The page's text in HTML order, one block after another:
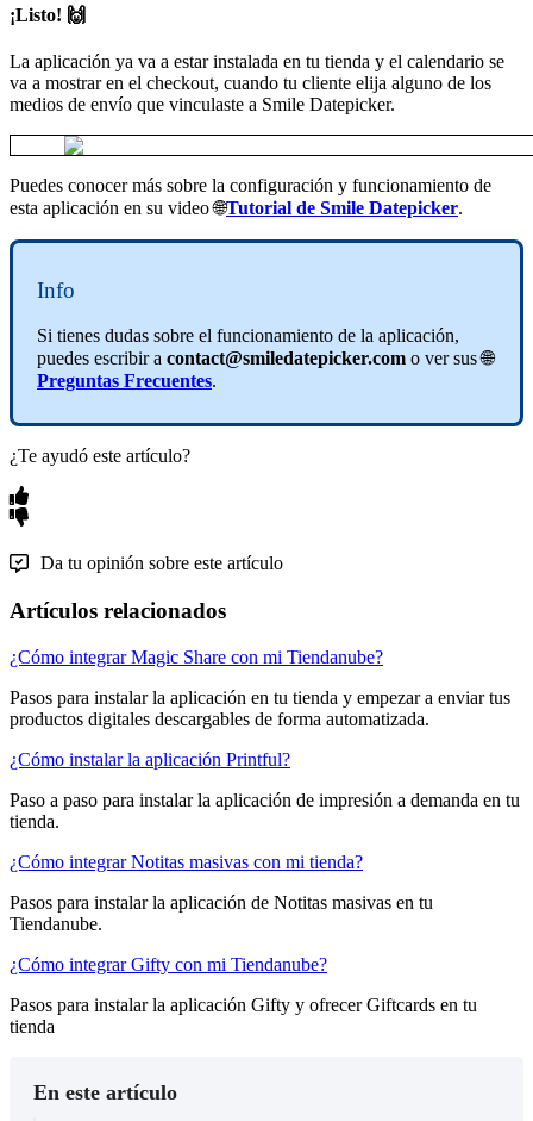
¡Listo! 🙌
La aplicación ya va a estar instalada en tu tienda y el calendario se
va a mostrar en el checkout, cuando tu cliente elija alguno de los
medios de envío que vinculaste a Smile Datepicker.
Puedes conocer más sobre la configuración y funcionamiento de
esta aplicación en su video 🌐Tutorial de Smile Datepicker.
Info
Si tienes dudas sobre el funcionamiento de la aplicación,
puedes escribir a contact@smiledatepicker.com o ver sus 🌐
Preguntas Frecuentes.
¿Te ayudó este artículo?
Da tu opinión sobre este artículo
Artículos relacionados
¿Cómo integrar Magic Share con mi Tiendanube?
Pasos para instalar la aplicación en tu tienda y empezar a enviar tus
productos digitales descargables de forma automatizada.
¿Cómo instalar la aplicación Printful?
Paso a paso para instalar la aplicación de impresión a demanda en tu
tienda.
¿Cómo integrar Notitas masivas con mi tienda?
Pasos para instalar la aplicación de Notitas masivas en tu
Tiendanube.
¿Cómo integrar Gifty con mi Tiendanube?
Pasos para instalar la aplicación Gifty y ofrecer Giftcards en tu
tienda
En este artículo